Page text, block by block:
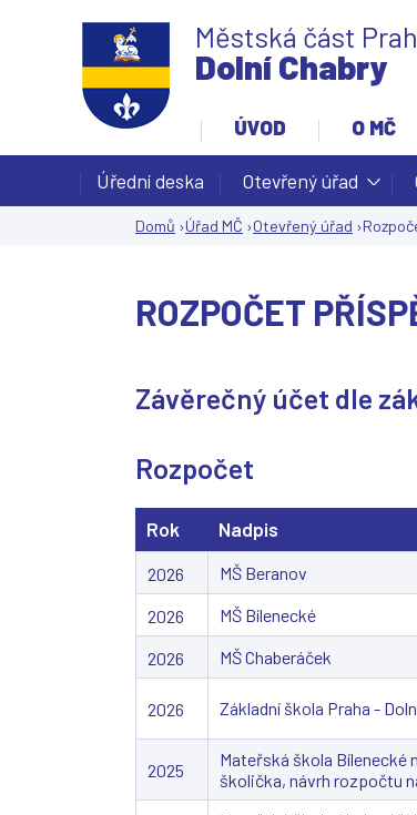
Městská část
Dolní Chabry
ÚVOD O MČ
Úřední deska Otevřený úřad
zde
Domů ›Úřad MČ ›Otevřený úřad ›
ROZPOČET
Závěrečný účet dle
Rozpočet
Rok Nadpis
2026 MŠ Beranov
2026 MŠ Bílenecké
2026 MŠ Chaberáček
2026 Základní škola Praha -
2025
Mateřská škola Bílenecké
školička, návrh rozpočtu